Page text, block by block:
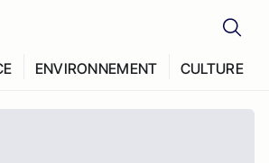
ENVIRONNEMENT CULTURE